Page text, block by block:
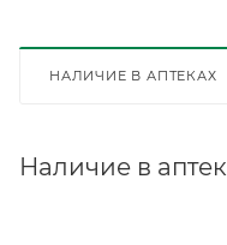
НАЛИЧИЕ В АПТЕКАХ
Наличие в